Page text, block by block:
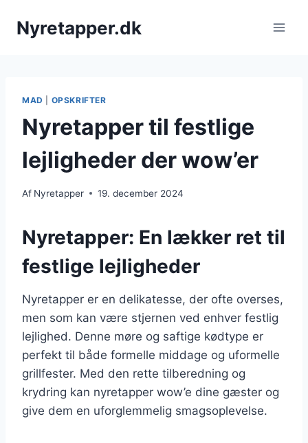
Nyretapper.dk
MAD OPSKRIFTER
Nyretapper til festlige
lejligheder der wow’er
Af Nyretapper 19. december 2024
Nyretapper: En lækker ret til
festlige lejligheder
Nyretapper er en delikatesse, der ofte overses,
men som kan være stjernen ved enhver festlig
lejlighed. Denne møre og saftige kødtype er
perfekt til både formelle middage og uformelle
grillfester. Med den rette tilberedning og
krydring kan nyretapper wow’e dine gæster og
give dem en uforglemmelig smagsoplevelse.